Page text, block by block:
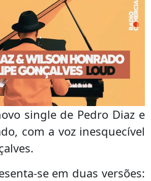
single de Pedro Diaz e
com a voz inesquecível
se em duas versões: